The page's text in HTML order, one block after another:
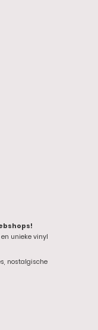
unieke vinyl
nostalgische